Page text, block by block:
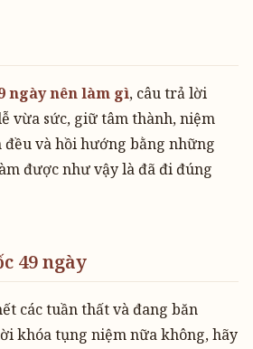
ngày nên làm gì, câu trả lời
vừa sức, giữ tâm thành, niệm
và hồi hướng bằng những
được như vậy là đã đi đúng
49 ngày
các tuần thất và đang băn
khóa tụng niệm nữa không, hãy